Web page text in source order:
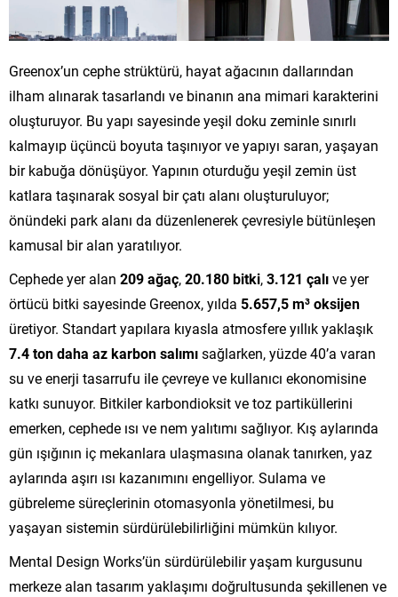
Greenox’un cephe strüktürü, hayat ağacının dallarından
ilham alınarak tasarlandı ve binanın ana mimari karakterini
oluşturuyor. Bu yapı sayesinde yeşil doku zeminle sınırlı
kalmayıp üçüncü boyuta taşınıyor ve yapıyı saran, yaşayan
bir kabuğa dönüşüyor. Yapının oturduğu yeşil zemin üst
katlara taşınarak sosyal bir çatı alanı oluşturuluyor;
önündeki park alanı da düzenlenerek çevresiyle bütünleşen
kamusal bir alan yaratılıyor.
Cephede yer alan 209 ağaç,20.180 bitki,3.121 çalıve yer
örtücü bitki sayesinde Greenox, yılda 5.657,5 m³ oksijen
üretiyor. Standart yapılara kıyasla atmosfere yıllık yaklaşık
7.4 ton daha az karbon salımısağlarken, yüzde 40’a varan
su ve enerji tasarrufu ile çevreye ve kullanıcı ekonomisine
katkı sunuyor. Bitkiler karbondioksit ve toz partiküllerini
emerken, cephede ısı ve nem yalıtımı sağlıyor. Kış aylarında
gün ışığının iç mekanlara ulaşmasına olanak tanırken, yaz
aylarında aşırı ısı kazanımını engelliyor. Sulama ve
gübreleme süreçlerinin otomasyonla yönetilmesi, bu
yaşayan sistemin sürdürülebilirliğini mümkün kılıyor.
Mental Design Works’ün sürdürülebilir yaşam kurgusunu
merkeze alan tasarım yaklaşımı doğrultusunda şekillenen ve